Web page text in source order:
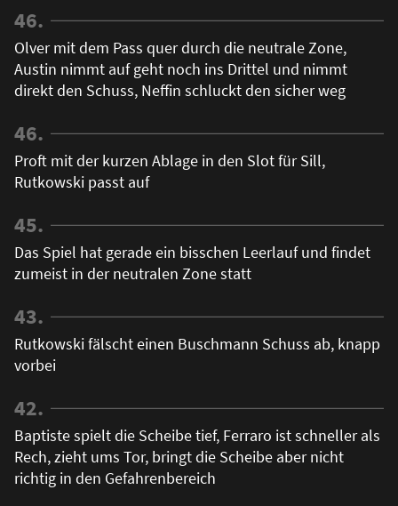
46.
Olver mit dem Pass quer durch die neutrale Zone,
Austin nimmt auf geht noch ins Drittel und nimmt
direkt den Schuss, Neffin schluckt den sicher weg
46.
Proft mit der kurzen Ablage in den Slot für Sill,
Rutkowski passt auf
45.
Das Spiel hat gerade ein bisschen Leerlauf und findet
zumeist in der neutralen Zone statt
43.
Rutkowski fälscht einen Buschmann Schuss ab, knapp
vorbei
42.
Baptiste spielt die Scheibe tief, Ferraro ist schneller als
Rech, zieht ums Tor, bringt die Scheibe aber nicht
richtig in den Gefahrenbereich